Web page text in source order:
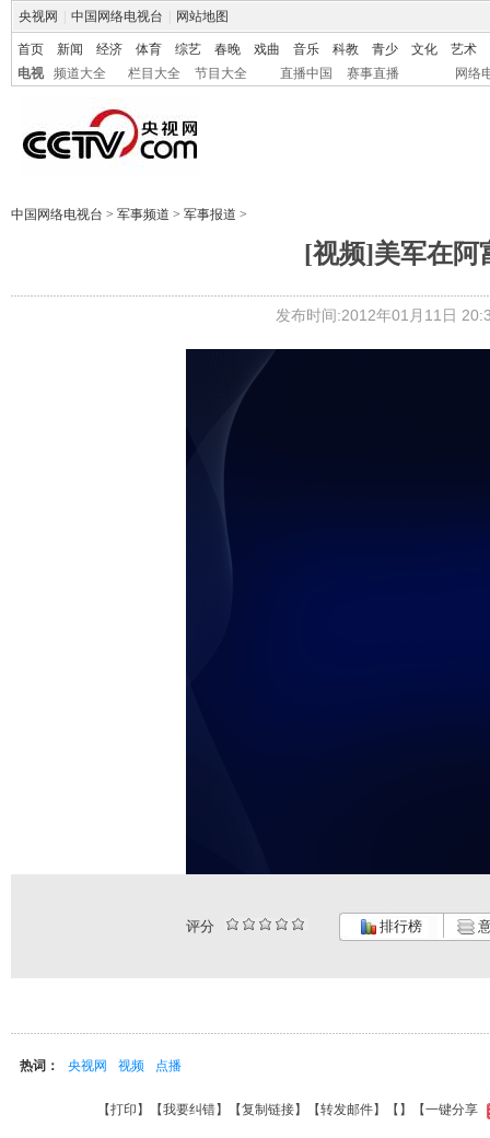
央视网 中国网络电视台 网站地图
首页 新闻 经济 体育 综艺 春晚 戏曲 音乐 科教 青少 文化
艺术
电视
频道大全 栏目大全 节目大全 直播中国 赛事直播 网络
中国网络电视台 > 军事频道 > 军事报道 >
[视频]美军在阿
发布时间:2012年01月11日
评分 排行榜
热词： 央视网 视频 点播
【打印 】【我要纠错】【复制链接】【转发邮件】【 】 【一键分享